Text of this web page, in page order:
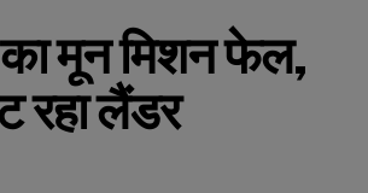
मून मिशन फेल,
रहा लैंडर